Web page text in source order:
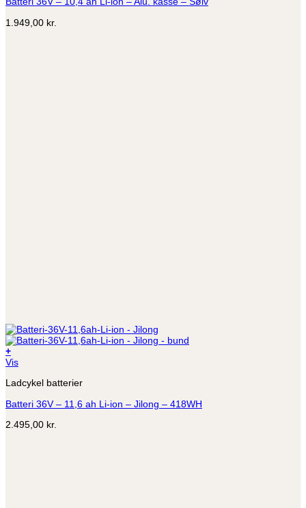
1.949,00 kr.
+
Vis
Ladcykel batterier
Batteri 36V – 11,6 ah Li-ion – Jilong – 418WH
2.495,00 kr.